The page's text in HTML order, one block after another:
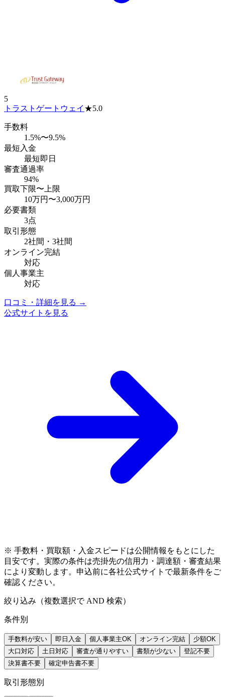
5
トラストゲートウェイ ★5.0
手数料
1.5%〜9.5%
最短入金
最短即日
審査通過率
94%
買取下限〜上限
10万円 〜3,000万円
必要書類
3点
取引形態
2社間・3社間
オンライン完結
対応
個人事業主
対応
口コミ・詳細を見る →
公式サイトを見る
※ 手数料・買取額・入金スピードは公開情報をもとにした
目安です。実際の条件は売掛先の信用力・調達額・審査結果
により変動します。申込前に各社公式サイトで最新条件をご
確認ください。
絞り込み（複数選択で AND 検索）
条件別
手数料が安い 即日入金 個人事業主OK オンライン完結
少額OK
大口対応
土日対応 審査が通りやすい 書類が少ない
登記不要
決算書不要
確定申告書不要
取引形態別